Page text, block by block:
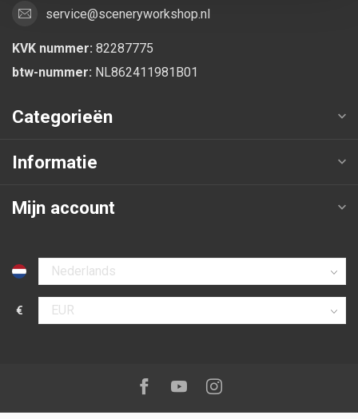
service@sceneryworkshop.nl
KVK nummer: 82287775
btw-nummer: NL862411981B01
Categorieën
Informatie
Mijn account
Selecteer taal
€
Selecteer valuta
Volg ons op:Facebook
YoutubeInstagram